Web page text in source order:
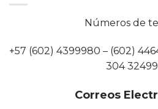
Números de
+57 (602) 4399980 – (602)
304
Correos